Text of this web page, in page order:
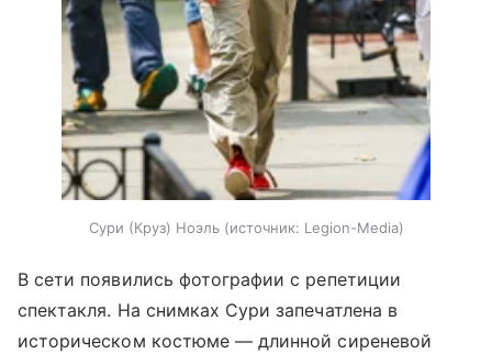
Сури (Круз) Ноэль источник: Legion-Media
В сети появились фотографии с репетиции
спектакля. На снимках Сури запечатлена в
историческом костюме — длинной сиреневой